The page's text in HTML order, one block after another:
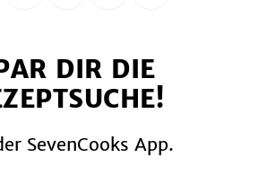
TwitterPinterestInstagramYouTube
DIR DIE
SevenCooks App.